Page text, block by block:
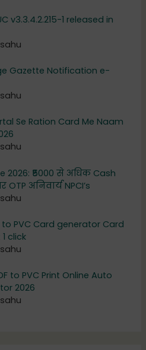
v3.3.4.2.215-1 released in
Gazette Notification e-
Se Ration Card Me Naam
2026: ₹5000 से अधिक Cash
अनिवार्य NPCI’s
to PVC Card generator Card
click
to PVC Print Online Auto
2026